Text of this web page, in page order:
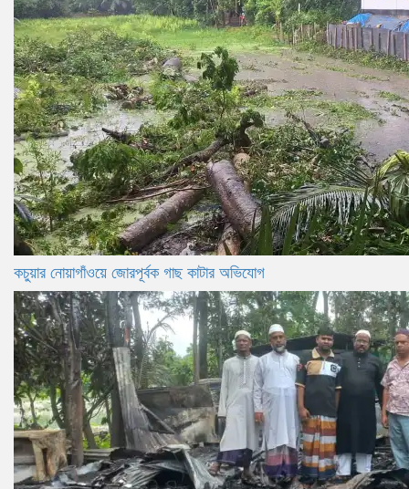
কচুয়ার নোয়াগাঁওয়ে জোরপূর্বক গাছ কাটার অভিযোগ